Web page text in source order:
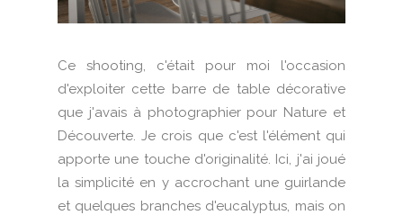
Ce shooting, c'était pour moi l'occasion
d'exploiter cette barre de table décorative
que j'avais à photographier pour Nature et
Découverte. Je crois que c'est l'élément qui
apporte une touche d'originalité. Ici, j'ai joué
la simplicité en y accrochant une guirlande
et quelques branches d'eucalyptus, mais on